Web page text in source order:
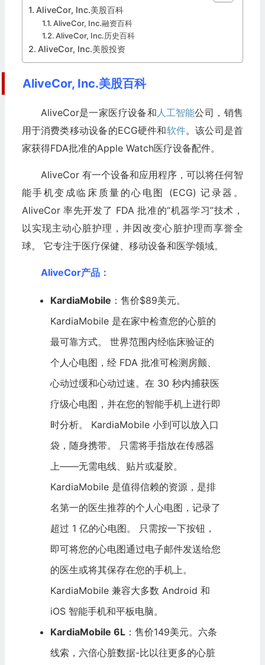
AliveCor, Inc.美股百科
AliveCor, Inc.融资百科
AliveCor, Inc.历史百科
AliveCor, Inc.美股投资
AliveCor, Inc.美股百科
AliveCor是一家医疗设备和 人工智能公司，销售
用于消费类移动设备的ECG硬件和软件。该公司是首
家获得FDA批准的Apple Watch医疗设备配件。
AliveCor 有一个设备和应用程序，可以将任何智
能手机变成临床质量的心电图 (ECG) 记录器。
AliveCor 率先开发了 FDA 批准的“机器学习”技术，
以实现主动心脏护理，并因改变心脏护理而享誉全
球。 它专注于医疗保健、移动设备和医学领域。
AliveCor产品：
KardiaMobile ：售价$89美元。
KardiaMobile 是在家中检查您的心脏的
最可靠方式。 世界范围内经临床验证的
个人心电图，经 FDA 批准可检测房颤、
心动过缓和心动过速。在 30 秒内捕获医
疗级心电图，并在您的智能手机上进行即
时分析。 KardiaMobile 小到可以放入口
袋，随身携带。 只需将手指放在传感器
上——无需电线、贴片或凝胶。
KardiaMobile 是值得信赖的资源，是排
名第一的医生推荐的个人心电图，记录了
超过 1 亿的心电图。 只需按一下按钮，
即可将您的心电图通过电子邮件发送给您
的医生或将其保存在您的手机上。
KardiaMobile 兼容大多数 Android 和
iOS 智能手机和平板电脑。
KardiaMobile 6L：售价149美元。六条
线索，六倍心脏数据-比以往更多的心脏